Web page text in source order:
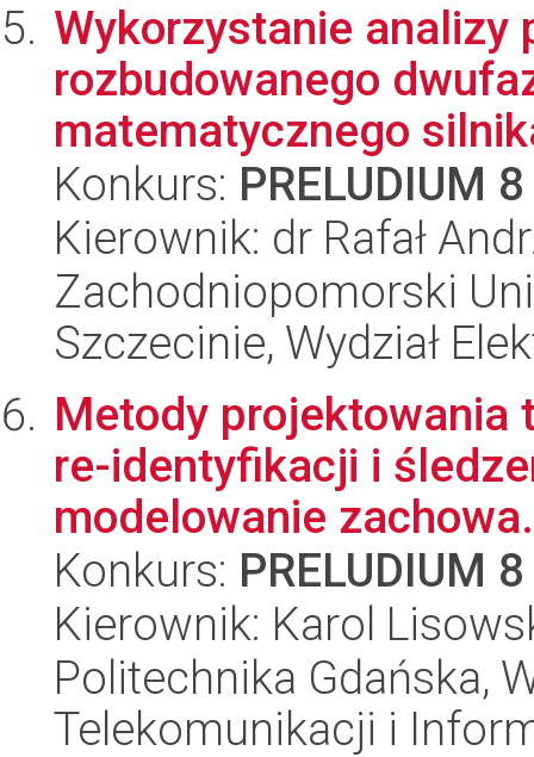
Wykorzystanie analizy
rozbudowanego
matematycznego
Konkurs: PRELUDIUM 8
Kierownik: dr Rafał
Zachodniopomorski
Szczecinie, Wydział
Metody projektowania
re-identyfikacji i
modelowanie
Konkurs: PRELUDIUM 8
Kierownik: Karol
Politechnika Gdańska,
Telekomunikacji i